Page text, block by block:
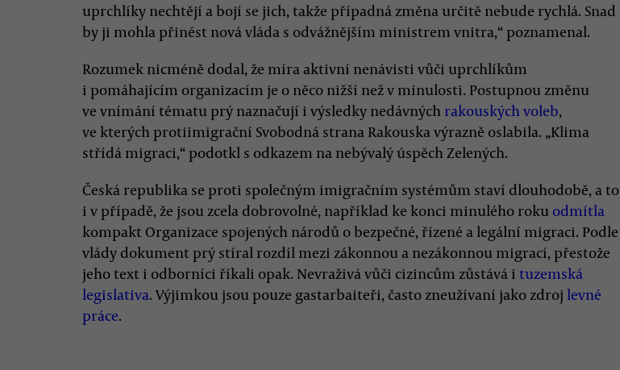
uprchlíky nechtějí a bojí se jich, takže případná změna určitě nebude rychlá. Snad
by ji mohla přinést nová vláda s odvážnějším ministrem vnitra,“ poznamenal.
Rozumek nicméně dodal, že míra aktivní nenávisti vůči uprchlíkům
i pomáhajícím organizacím je o něco nižší než v minulosti. Postupnou změnu
ve vnímání tématu prý naznačují i výsledky nedávných rakouských voleb,
ve kterých protiimigrační Svobodná strana Rakouska výrazně oslabila. „Klima
střídá migraci,“ podotkl s odkazem na nebývalý úspěch Zelených.
Česká republika se proti společným imigračním systémům staví dlouhodobě, a to
i v případě, že jsou zcela dobrovolné, například ke konci minulého roku odmítla
kompakt Organizace spojených národů o bezpečné, řízené a legální migraci. Podle
vlády dokument prý stíral rozdíl mezi zákonnou a nezákonnou migrací, přestože
jeho text i odborníci říkali opak. Nevraživá vůči cizincům zůstává i tuzemská
legislativa. Výjimkou jsou pouze gastarbaiteři, často zneužívaní jako zdroj levné
práce.